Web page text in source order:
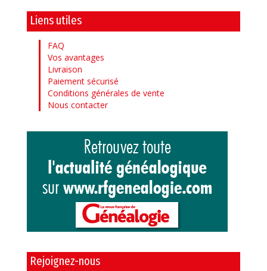
Liens utiles
FAQ
Vos avantages
Livraison
Paiement sécurisé
Conditions générales de vente
Nous contacter
Rejoignez-nous